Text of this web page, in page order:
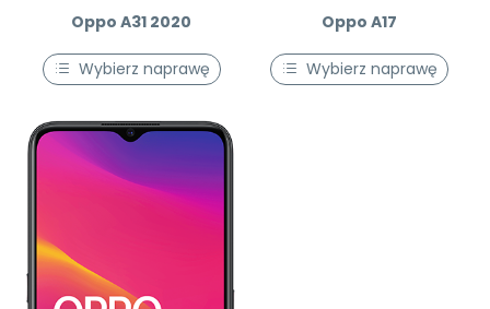
Oppo A31 2020
Wybierz naprawę
Oppo A17
Wybierz naprawę